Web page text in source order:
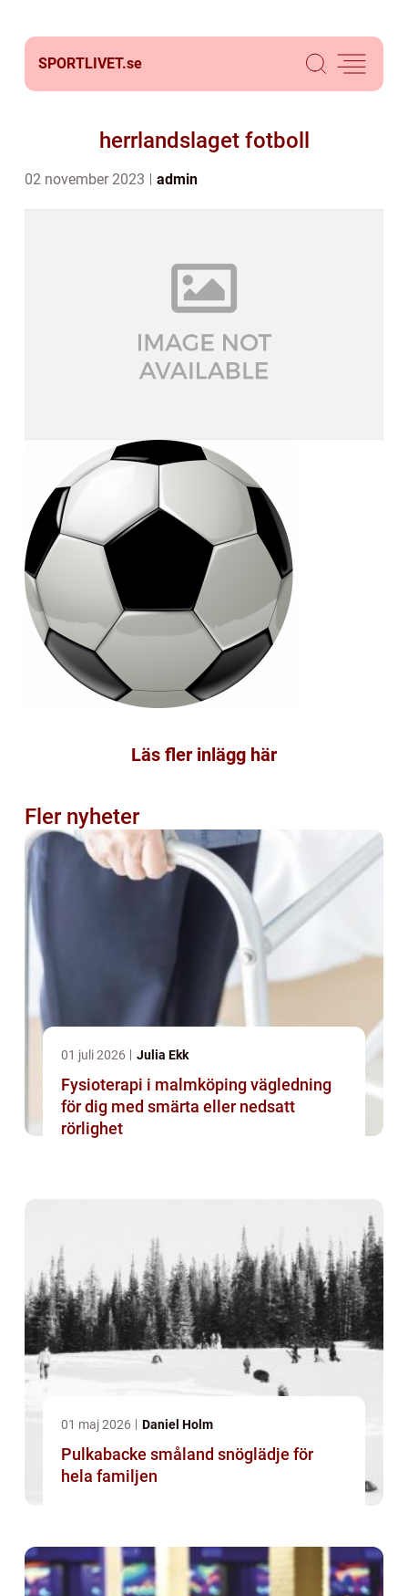
SPORTLIVET.se
herrlandslaget fotboll
02 november 2023 admin
Läs fler inlägg här
Fler nyheter
01 juli 2026 Julia Ekk
Fysioterapi i malmköping vägledning
för dig med smärta eller nedsatt
rörlighet
01 maj 2026 Daniel Holm
Pulkabacke småland snöglädje för
hela familjen